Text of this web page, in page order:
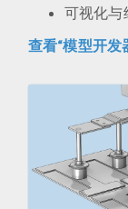
可视化与
查看“模型开发